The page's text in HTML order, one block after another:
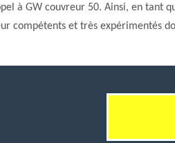
à GW couvreur 50. Ainsi, en tant
compétents et très expérimentés